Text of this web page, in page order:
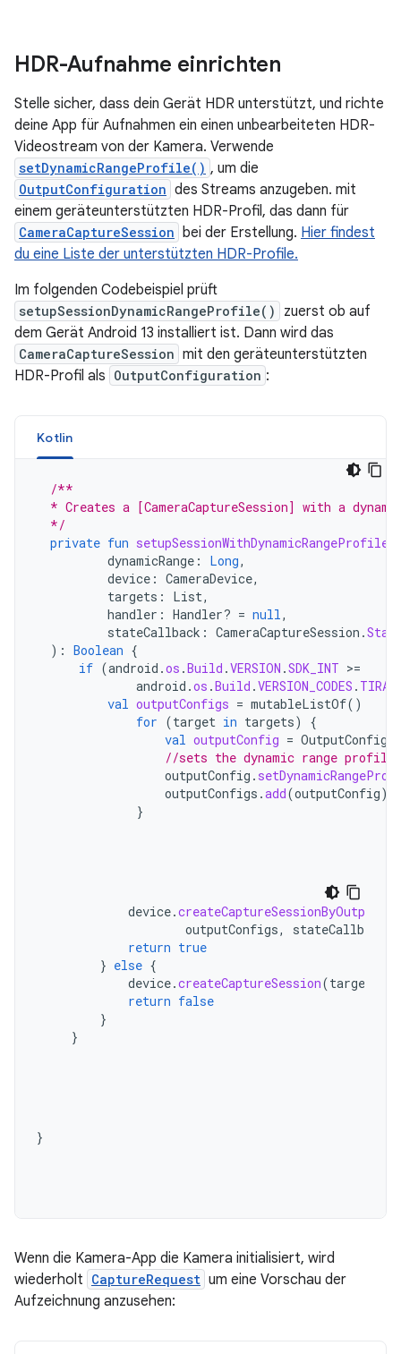
HDR-Aufnahme einrichten
Stelle sicher, dass dein Gerät HDR unterstützt, und richte
deine App für Aufnahmen ein einen unbearbeiteten HDR-
Videostream von der Kamera. Verwende
setDynamicRangeProfile() , um die
OutputConfiguration des Streams anzugeben. mit
einem geräteunterstützten HDR-Profil, das dann für
CameraCaptureSession bei der Erstellung. Hier findest
du eine Liste der unterstützten HDR-Profile.
Im folgenden Codebeispiel prüft
setupSessionDynamicRangeProfile()
zuerst ob auf
dem Gerät Android 13 installiert ist. Dann wird das
CameraCaptureSession mit den geräteunterstützten
HDR-Profil als OutputConfiguration :
Kotlin
/**
* Creates a [CameraCaptureSession] with a
  */
private fun setupSessionWithDynamicRangeProfile
dynamicRange : Long,
device : CameraDevice,
targets : List,
handler : Handler? = null,
stateCallback : CameraCaptureSession .
): Boolean {
if (android .os .Build .VERSION .SDK_INT >=
android .os .Build .VERSION_CODES .
val outputConfigs = mutableListOf()
for (target in targets)
{
val outputConfig =
//sets the dynamic range profile,
outputConfig .
outputConfigs .add(outputConfig)
}
device.
outputConfigs, stateCallback
return true
} else {
device.createCaptureSession(targets
return false
}
}
}
Wenn die Kamera-App die Kamera initialisiert, wird
wiederholt CaptureRequest um eine Vorschau der
Aufzeichnung anzusehen: